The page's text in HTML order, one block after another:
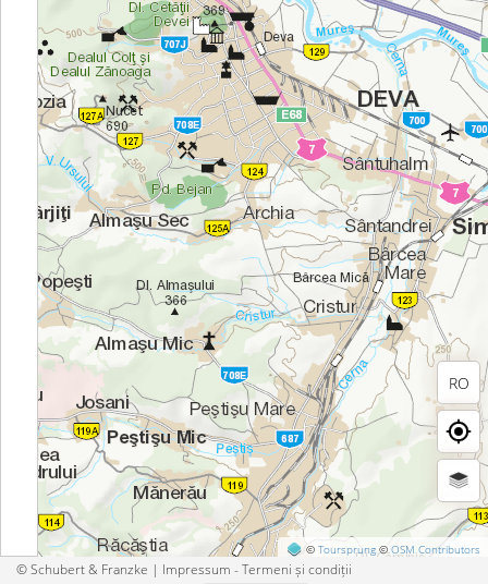
© Toursprung ©OSM Contributors
RO
© Schubert & Franzke | Impressum - Termeni și condiții